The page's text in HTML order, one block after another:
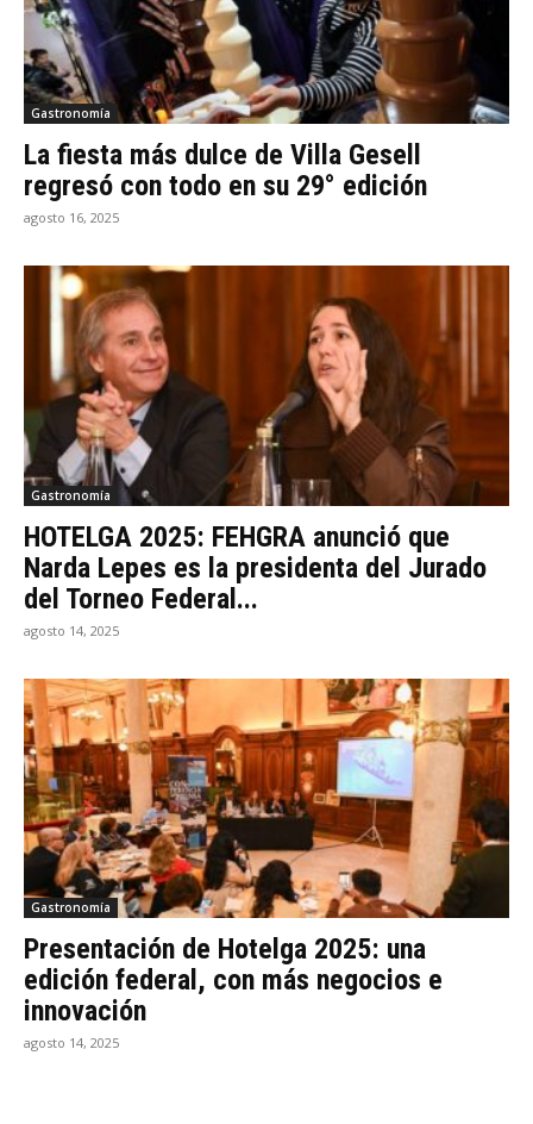
Gastronomía
La fiesta más dulce de Villa Gesell
regresó con todo en su 29° edición
agosto 16, 2025
Gastronomía
HOTELGA 2025: FEHGRA anunció que
Narda Lepes es la presidenta del Jurado
del Torneo Federal...
agosto 14, 2025
Gastronomía
Presentación de Hotelga 2025: una
edición federal, con más negocios e
innovación
agosto 14, 2025